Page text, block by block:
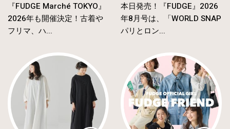
『FUDGE Marché TOKYO』
2026年も開催決定！古着や
フリマ、ハ...
本日発売！『FUDGE』2026
年8月号は、「WORLD SNAP
パリとロン...